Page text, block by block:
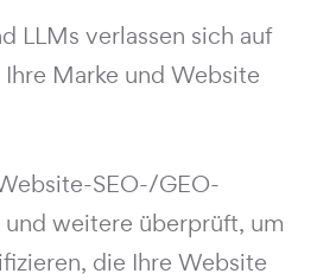
LLMs verlassen sich auf
Marke und Website
SEO-/GEO-
und weitere überprüft, um
die Ihre Website